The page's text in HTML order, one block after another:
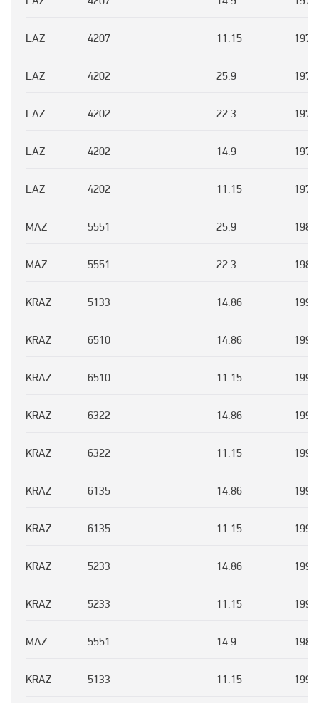
LAZ 4207 11.15
LAZ 4202 25.9
LAZ 4202 22.3
LAZ 4202 14.9
LAZ 4202 11.15
MAZ 5551 25.9
MAZ 5551 22.3
KRAZ 5133 14.86
KRAZ 6510 14.86
KRAZ 6510 11.15
KRAZ 6322 14.86
KRAZ 6322 11.15
KRAZ 6135 14.86
KRAZ 6135 11.15
KRAZ 5233 14.86
KRAZ 5233 11.15
MAZ 5551 14.9
KRAZ 5133 11.15